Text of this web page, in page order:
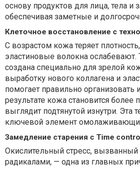
основу продуктов для лица, тела и
обеспечивая заметные и
Клеточное восстановление с
С возрастом кожа теряет
эластиновые волокна ослабевают.
создана специально для зрелой
выработку нового коллагена и
помогает правильно организовать
результате кожа становится более
выглядит подтянутой изнутри. Эта
ключевой элемент
Замедление старения с Time
Окислительный стресс,
радикалами, — одна из главных